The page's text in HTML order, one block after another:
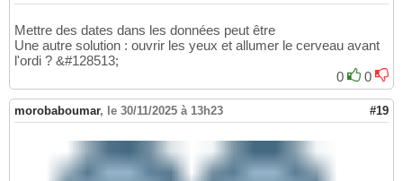
Mettre des dates dans les données peut être
Une autre solution : ouvrir les yeux et allumer le cerveau avant
l'ordi ? &#128513;
0
0
morobaboumar, le 30/11/2025 à 13h23 #19